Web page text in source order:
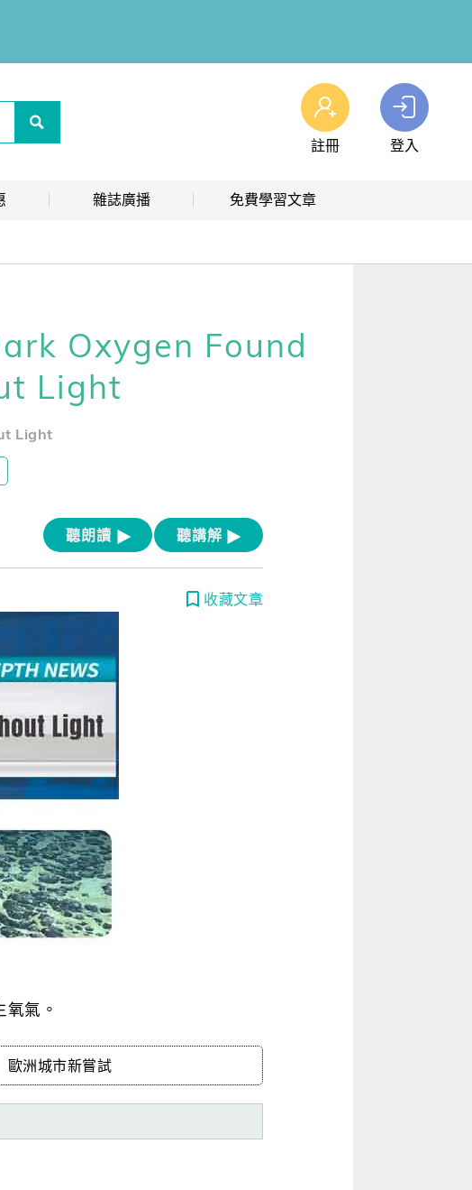
註冊 登入
雜誌廣播
生活英語廣播
免費學習文章
時事·新知
GEPT 全民英檢，聽/說/讀/寫一次過！
寫作·題型攻略
職場·商務應用
Oxygen Found
Light
Light
聽講解
聽朗讀
收藏文章
氣。
洲城市新嘗試